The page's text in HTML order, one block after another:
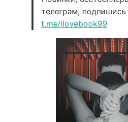
телеграм,
t.me/ilovebook99